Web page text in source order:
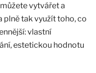
vytvářet a
tak využít toho, co
vlastní
estetickou hodnotu